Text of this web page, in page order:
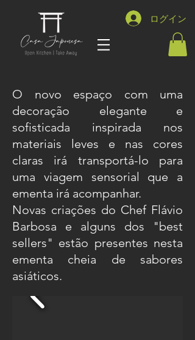
ログイン
O novo espaço com uma
decoração elegante e
sofisticada inspirada nos
materiais leves e nas cores
claras irá transportá-lo para
uma viagem sensorial que a
ementa irá acompanhar.
Novas criações do Chef Flávio
Barbosa e alguns dos "best
sellers" estão presentes nesta
ementa cheia de sabores
asiáticos.